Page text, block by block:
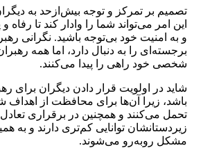
تصمیم بر تمرکز و توجه بیش‌ازحد به
این امر می‌تواند شما را وادار کند تا رفاه
و به امنیت خود بی‌توجه باشید. نگرانی
برجسته‌ای را به دنبال دارد، اما همه
شخصی خود راهی را پیدا می‌کنند.
شاید در اولویت قرار دادن دیگران برای
باشد، زیرا آن‌ها برای محافظت از
تحمل می‌کنند و همچنین در برقراری
زیردستانشان توانایی کم‌تری دارند و به
مشکل روبه‌رو می‌شوند.